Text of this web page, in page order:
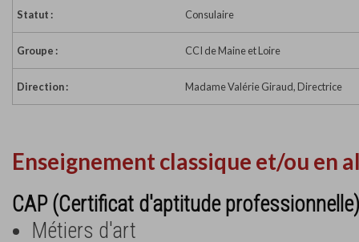
Statut : Consulaire
Groupe : CCI de Maine et Loire
Direction : Madame Valérie Giraud, Directrice
Enseignement classique et/ou en
CAP (Certificat d'aptitude professionnelle)
Métiers d'art